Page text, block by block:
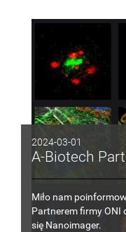
2024-03-01
A-Biotech
Miło nam
Partnerem firmy ONI
się Nanoimager.